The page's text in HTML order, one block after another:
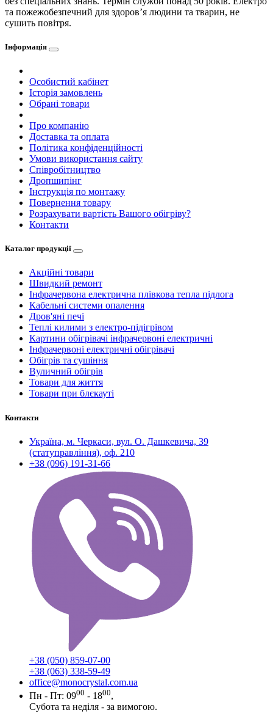
та пожежобезпечний для здоров’я людини та тварин, не
сушить повітря.
Інформація
Особистий кабінет
Історія замовлень
Обрані товари
Про компанію
Доставка та оплата
Політика конфіденційності
Умови використання сайту
Співробітництво
Дропшипінг
Інструкція по монтажу
Повернення товару
Розрахувати вартість Вашого обігріву?
Контакти
Каталог продукції
Акційні товари
Швидкий ремонт
Інфрачервона електрична плівкова тепла підлога
Кабельні системи опалення
Дров'яні печі
Теплі килими з електро-підігрівом
Картини обігрівачі інфрачервоні електричні
Інфрачервоні електричні обігрівачі
Обігрів та сушіння
Вуличний обігрів
Товари для життя
Товари при блєкауті
Контакти
Україна, м. Черкаси, вул. О. Дашкевича, 39
(статуправління), оф. 210
+38 (096) 191-31-66
+38 (050) 859-07-00
+38 (063) 338-59-49
office@monocrystal.com.ua
Пн - Пт: 0900 - 1800,
Субота та неділя - за вимогою.